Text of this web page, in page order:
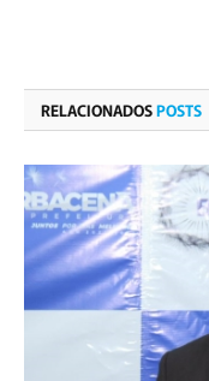
RELACIONADOSPOSTS